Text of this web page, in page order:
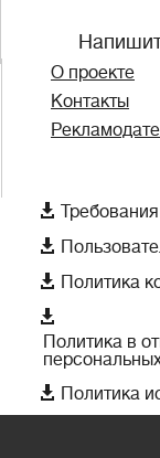
О проекте
Контакты


 Политика

Политика в
 Политика